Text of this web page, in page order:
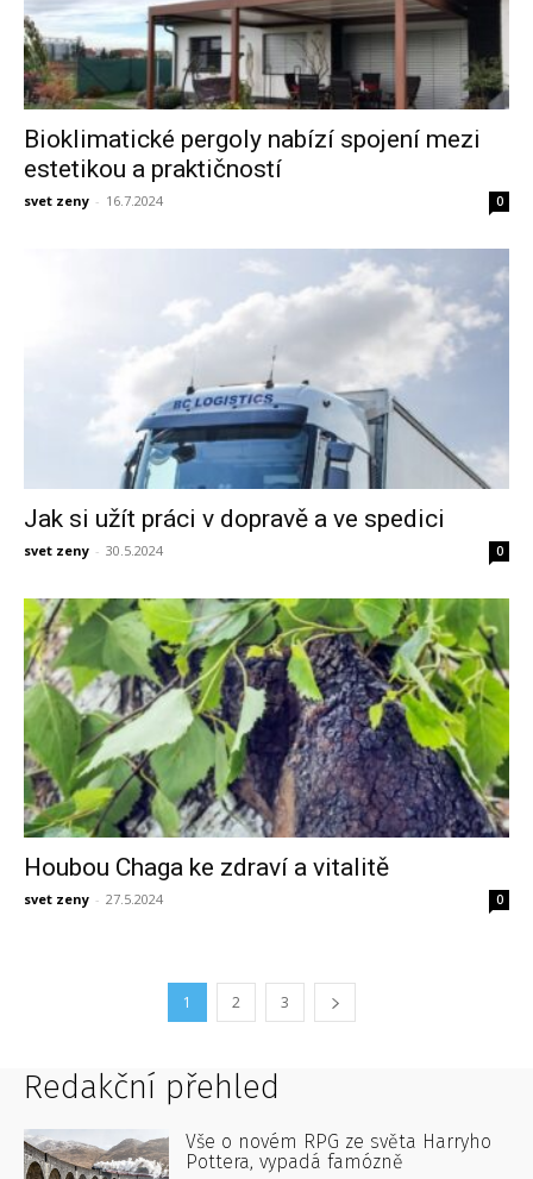
Bioklimatické pergoly nabízí spojení mezi
estetikou a praktičností
svet zeny - 16.7.2024 0
Jak si užít práci v dopravě a ve spedici
svet zeny - 30.5.2024 0
Houbou Chaga ke zdraví a vitalitě
svet zeny - 27.5.2024 0
1 2 3
Redakční přehled
Vše o novém RPG ze světa Harryho
Pottera, vypadá famózně